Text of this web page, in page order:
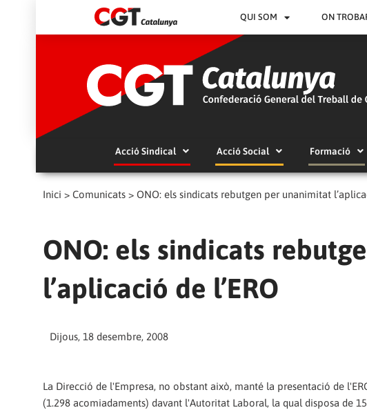
QUI SOM ON
Acció Sindical Acció Social Formació
Inici > Comunicats > ONO: els sindicats rebutgen per unanimitat
ONO: els sindicats
l’aplicació de l’ERO
Dijous, 18 desembre, 2008
La Direcció de l'Empresa, no obstant això, manté la presentació de
(1.298 acomiadaments) davant l'Autoritat Laboral, la qual disposa de 15